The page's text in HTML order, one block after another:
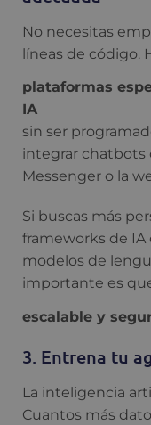
No necesitas
líneas de código.
plataformas
IA
sin ser
integrar chatbots
Messenger o la
Si buscas más
frameworks de IA
modelos de
importante es
escalable y
3. Entrena tu
La inteligencia
Cuantos más